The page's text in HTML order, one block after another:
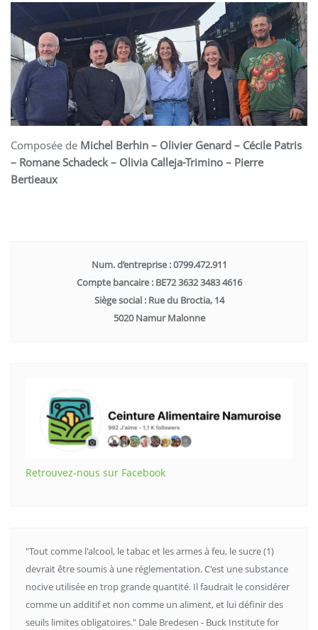
Composée de Michel Berhin – Olivier Genard – Cécile Patris
– Romane Schadeck – Olivia Calleja-Trimino – Pierre
Bertieaux
Num. d’entreprise : 0799.472.911
Compte bancaire : BE72 3632 3483 4616
Siège social : Rue du Broctia, 14
5020 Namur Malonne
Retrouvez-nous sur Facebook
"Tout comme l'alcool, le tabac et les armes à feu, le sucre (1)
devrait être soumis à une réglementation. C'est une substance
nocive utilisée en trop grande quantité. Il faudrait le considérer
comme un additif et non comme un aliment, et lui définir des
seuils limites obligatoires." Dale Bredesen - Buck Institute for